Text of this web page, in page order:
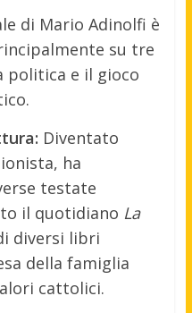
di Mario Adinolfi è
su tre
politica e il gioco
Diventato
ha
testate
il quotidiano La
diversi libri
della famiglia
cattolici.